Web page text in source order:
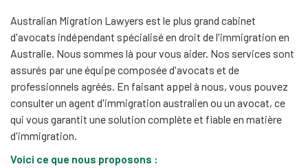
Australian Migration Lawyers est le plus grand cabinet
d'avocats indépendant spécialisé en droit de l'immigration en
Australie. Nous sommes là pour vous aider. Nos services sont
assurés par une équipe composée d'avocats et de
professionnels agréés. En faisant appel à nous, vous pouvez
consulter un agent d'immigration australien ou un avocat, ce
qui vous garantit une solution complète et fiable en matière
d'immigration.
Voici ce que nous proposons :